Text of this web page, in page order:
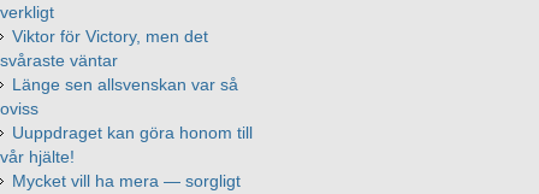
verkligt
Viktor för Victory, men det
svåraste väntar
Länge sen allsvenskan var så
oviss
Uuppdraget kan göra honom till
vår hjälte!
Mycket vill ha mera — sorgligt